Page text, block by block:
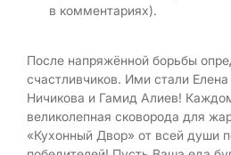
в комментариях).
После напряжённой борьбы
счастливчиков. Ими стали
Ничикова и Гамид Алиев!
великолепная сковорода для
«Кухонный Двор» от всей души